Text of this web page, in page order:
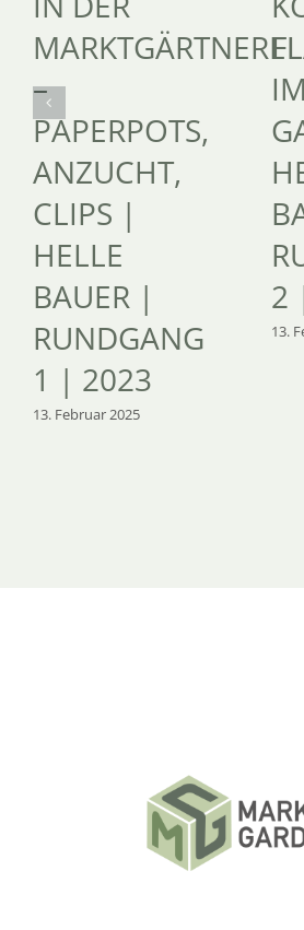
MARKTGÄRTNEREI
–
PAPERPOTS,
ANZUCHT,
CLIPS |
HELLE
BAUER |
RUNDGANG
1 | 2023
13. Februar 2025
2
13.